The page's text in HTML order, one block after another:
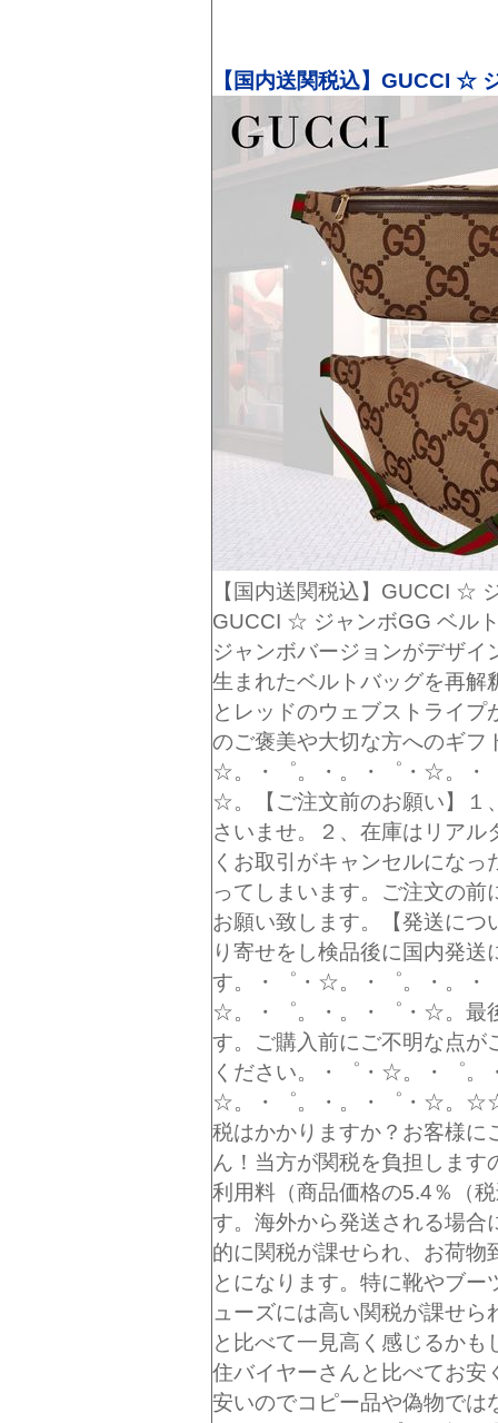
【国内送関税込】GUCCI ☆
【国内送関税込】GUCCI ☆
GUCCI ☆ ジャンボGG ベル
ジャンボバージョンがデザ
生まれたベルトバッグを再解
とレッドのウェブストライ
のご褒美や大切な方へのギフ
☆。・゜。・。・゜・☆。・
☆。【ご注文前のお願い】１
さいませ。２、在庫はリア
くお取引がキャンセルにな
ってしまいます。ご注文の
お願い致します。【発送に
り寄せをし検品後に国内発
す。・゜・☆。・゜。・。・
☆。・゜。・。・゜・☆。最
す。ご購入前にご不明な点が
ください。・゜・☆。・゜
☆。・゜。・。・゜・☆。
税はかかりますか？お客様に
ん！当方が関税を負担しま
利用料（商品価格の5.4％（
す。海外から発送される場合
的に関税が課せられ、お荷
とになります。特に靴やブ
ューズには高い関税が課せ
と比べて一見高く感じるか
住バイヤーさんと比べてお安
安いのでコピー品や偽物では